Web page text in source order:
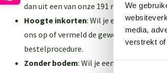
We
media,
verstrekt
dan uit een van onze 191 ralkleuren!
Hoogte inkorten: Wil je een minder
ons op of vermeld de gewenste hoogte
bestelprocedure.
Zonder bodem: Wil je een plantenbak